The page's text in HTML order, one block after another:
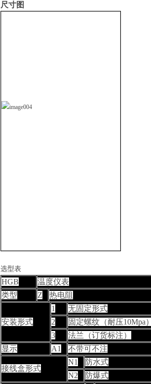
尺寸图
选型表
HGB
温度仪表
类型
Z 热电阻
安装形式
1
无固定形式
2
固定螺纹（耐压10Mpa）
3
法兰（订货标注）
显示
A1 不带可不注
接线盒形式
N1
防水式
N2
防爆式